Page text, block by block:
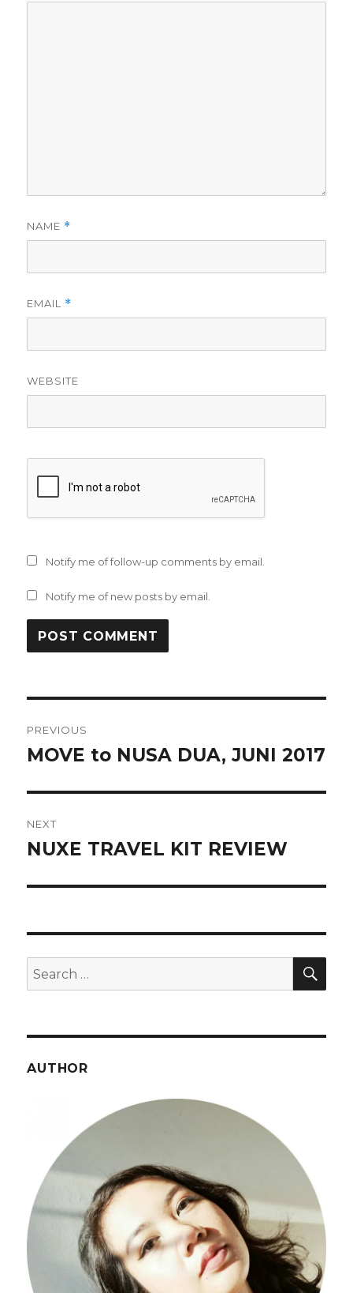
NAME *
EMAIL *
WEBSITE
Notify me of follow-up comments by email.
Notify me of new posts by email.
navigation
PREVIOUS
Previous
MOVE to NUSA DUA, JUNI 2017
NEXT
Next
NUXE TRAVEL KIT REVIEW
Search
for:
AUTHOR